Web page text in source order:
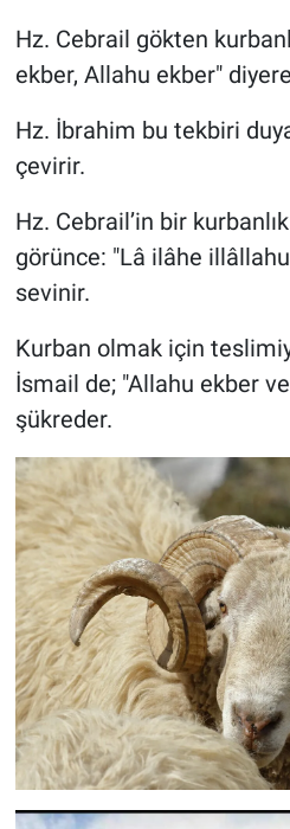
Hz. Cebrail gökten
ekber, Allahu ekber"
Hz. İbrahim bu tekbiri
çevirir.
Hz. Cebrail’in bir
görünce: "Lâ ilâhe
sevinir.
Kurban olmak için
İsmail de; "Allahu ekber
şükreder.